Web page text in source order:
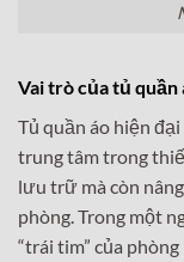
Vai trò của tủ
Tủ quần áo hiện
trung tâm trong
lưu trữ mà còn
phòng. Trong một
“trái tim” của